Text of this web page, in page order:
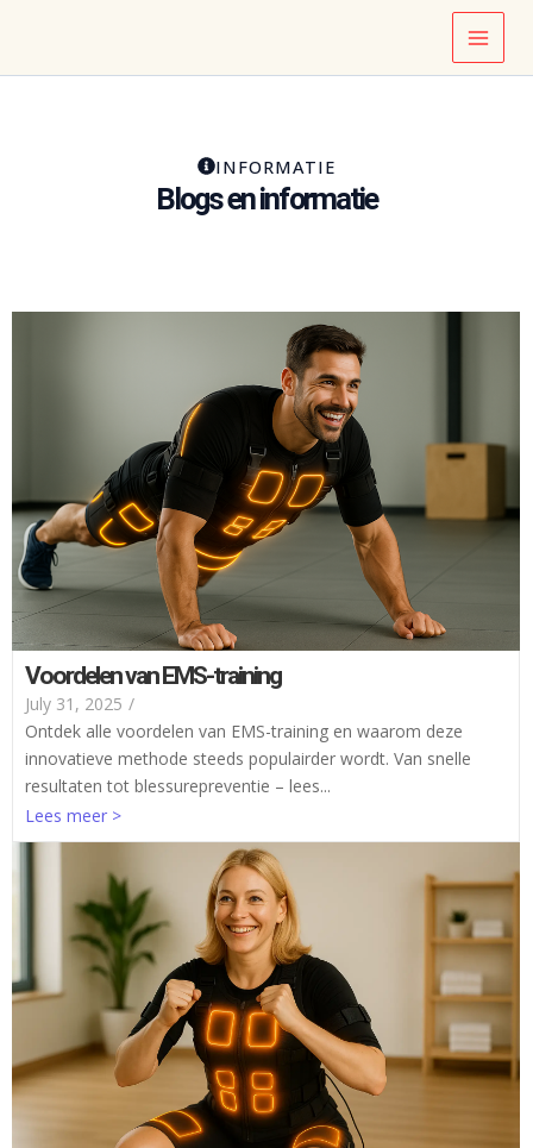
content
Main
Menu
INFORMATIE
Blogs en informatie
Voordelen van EMS-training
July 31, 2025 /
Ontdek alle voordelen van EMS-training en waarom deze
innovatieve methode steeds populairder wordt. Van snelle
resultaten tot blessurepreventie – lees...
Lees meer >